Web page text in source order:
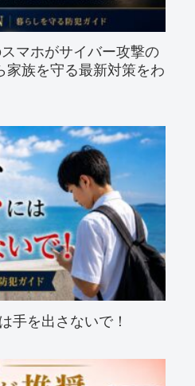
マホがサイバー攻撃の
家族を守る最新対策をわ
手を出さないで！